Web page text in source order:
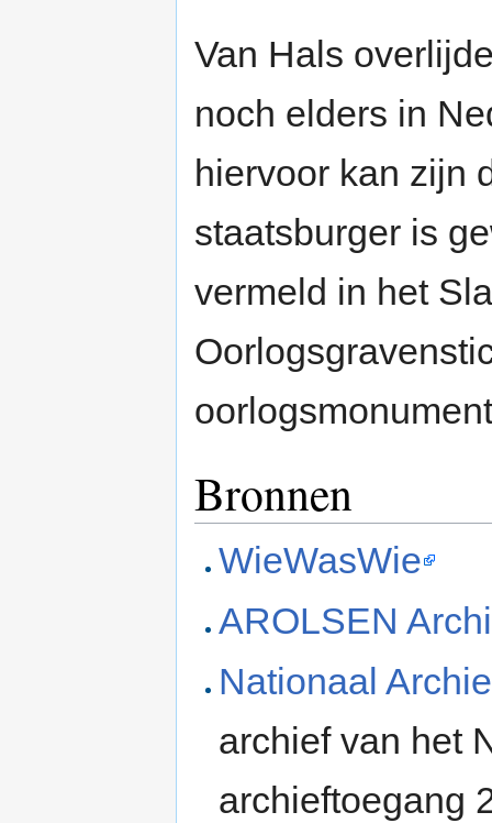
Van Hals
noch elders in
hiervoor kan zijn
staatsburger is
vermeld in het
Bronnen
WieWasWie
AROLSEN
Nationaal
archief van het
archieftoegang